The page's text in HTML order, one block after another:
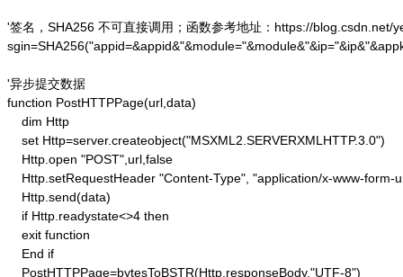
'签名，SHA256 不可直接调用；函数参考地址：https://blog.csdn.net/
'异步提交数据
function PostHTTPPage(url,data)
    dim Http
    set Http=server.createobject("MSXML2.SERVERXMLHTTP.3.0")
    Http.open "POST",url,false
Http.setRequestHeader "Content-Type", "application/x-www-form-
    Http.send(data)
    if Http.readystate<>4 then
    exit function
    End if
    PostHTTPPage=bytesToBSTR(Http.responseBody,"UTF-8")